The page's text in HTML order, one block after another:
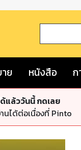
ย หนังสือ
แล้ววันนี้ กดเลย
นได้ต่อเนื่องที่ Pinto